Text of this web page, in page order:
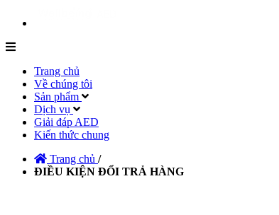
Trang chủ
Về chúng tôi
Sản phẩm
Dịch vụ
Giải đáp AED
Kiến thức chung
Trang chủ /
ĐIỀU KIỆN ĐỔI TRẢ HÀNG